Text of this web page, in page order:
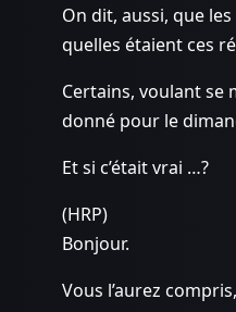
On dit, aussi, que
quelles étaient ces
Certains, voulant se
donné pour le
Et si c’était vrai …?
(HRP)
Bonjour.
Vous l’aurez